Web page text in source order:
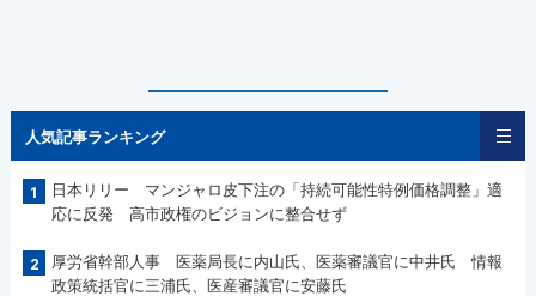
人気記事ランキング
1
日本リリー マンジャロ皮下注の「持続可能性特例価格調整」適
応に反発 高市政権のビジョンに整合せず
2
厚労省幹部人事 医薬局長に内山氏、医薬審議官に中井氏 情報
政策統括官に三浦氏、医産審議官に安藤氏